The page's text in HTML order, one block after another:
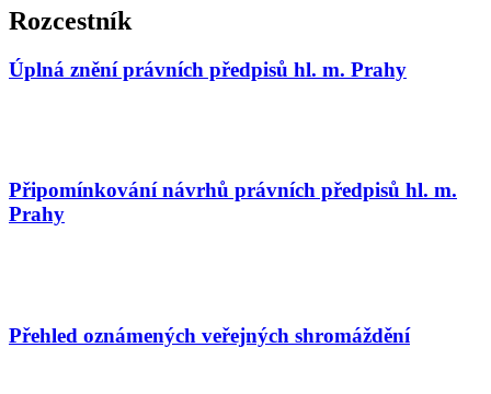
Rozcestník
Úplná znění právních předpisů hl. m. Prahy
Připomínkování návrhů právních předpisů hl. m.
Prahy
Přehled oznámených veřejných shromáždění